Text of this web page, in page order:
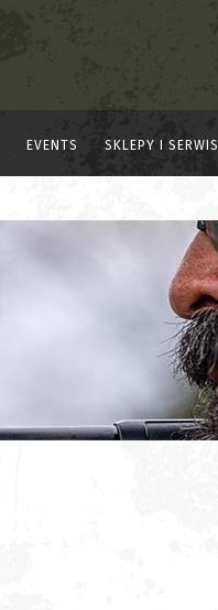
EVENTS SKLEPY I SERWIS